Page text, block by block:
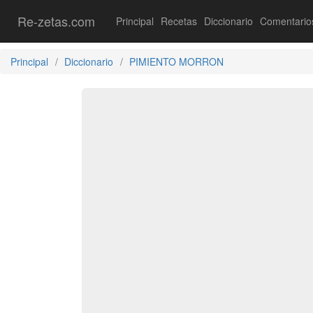
Re-zetas.com Principal Recetas Diccionario
Principal Diccionario PIMIENTO MORRON